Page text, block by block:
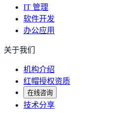
IT 管理
软件开发
办公应用
关于我们
机构介绍
红帽授权资质
在线咨询
技术分享